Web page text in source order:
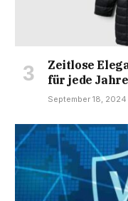
Zeitlose
für jede
September 18, 2024